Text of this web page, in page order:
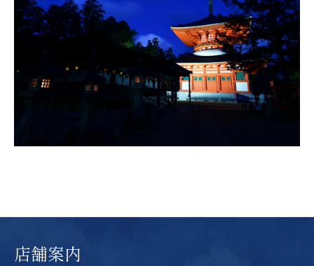
店舗案内